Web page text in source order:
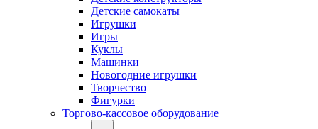
Детские самокаты
Игрушки
Игры
Куклы
Машинки
Новогодние игрушки
Творчество
Фигурки
Торгово-кассовое оборудование